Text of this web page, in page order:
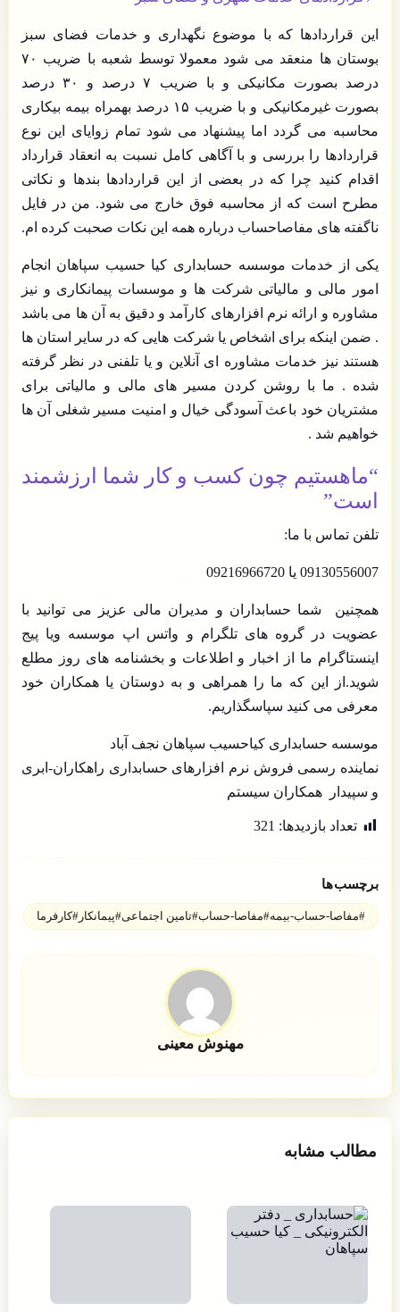
این قراردادها که با موضوع نگهداری و خدمات فضای سبز
بوستان ها منعقد می شود معمولا توسط شعبه با ضریب ۷۰
درصد بصورت مکانیکی و با ضریب ۷ درصد و ۳۰ درصد
بصورت غیرمکانیکی و با ضریب ۱۵ درصد بهمراه بیمه بیکاری
محاسبه می گردد اما پیشنهاد می شود تمام زوایای این نوع
قراردادها را بررسی و با آگاهی کامل نسبت به انعقاد قرارداد
اقدام کنید چرا که در بعضی از این قراردادها بندها و نکاتی
مطرح است که از محاسبه فوق خارج می شود. من در فایل
ناگفته های مفاصاحساب درباره همه این نکات صحبت کرده ام.
یکی از خدمات موسسه حسابداری کیا حسیب سپاهان انجام
امور مالی و مالیاتی شرکت ها و موسسات پیمانکاری و نیز
مشاوره و ارائه نرم افزارهای کارآمد و دقیق به آن ها می باشد
. ضمن اینکه برای اشخاص یا شرکت هایی که در سایر استان ها
هستند نیز خدمات مشاوره ای آنلاین و یا تلفنی در نظر گرفته
شده . ما با روشن کردن مسیر های مالی و مالیاتی برای
مشتریان خود باعث آسودگی خیال و امنیت مسیر شغلی آن ها
خواهیم شد .
“ماهستیم چون کسب و کار شما ارزشمند
است”
تلفن تماس با ما:
09130556007 یا 09216966720
همچنین شما حسابداران و مدیران مالی عزیز می توانید با
عضویت در گروه های تلگرام و واتس اپ موسسه ویا پیج
اینستاگرام ما از اخبار و اطلاعات و بخشنامه های روز مطلع
شوید.از این که ما را همراهی و به دوستان یا همکاران خود
معرفی می کنید سپاسگذاریم.
موسسه حسابداری کیاحسیب سپاهان نجف آباد
نماینده رسمی فروش نرم افزارهای حسابداری راهکاران-ابری
و سپیدار همکاران سیستم
تعداد بازدید‌ها: 321
برچسب‌ها
#مفاصا-حساب-بیمه#مفاصا-حساب#تامین اجتماعی#پیمانکار#کارفرما
مهنوش معینی
مطالب مشابه